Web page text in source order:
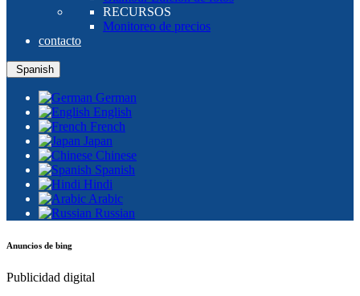
RECURSOS
Monitoreo de precios
contacto
Spanish
German
English
French
Japan
Chinese
Spanish
Hindi
Arabic
Russian
Anuncios de bing
Publicidad digital